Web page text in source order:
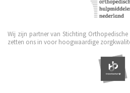
Wij zijn partner van Stichting
zetten ons in voor hoogwaardige